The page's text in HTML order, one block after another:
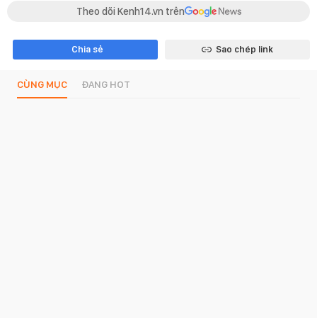
Theo dõi Kenh14.vn trên
Chia sẻ Sao chép link
CÙNG MỤC ĐANG HOT